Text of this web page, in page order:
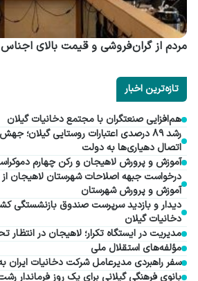
مردم از گران فروشی و قیمت بالای اجناس
تازه‌ترین اخبار
هم‌افزایی صنعتگران با مجتمع دخانیات گیلان
رشد ۸۹ درصدی اعتبارات روستایی گیلان؛
اتصال دهیاری‌ها به دولت
آموزش و پرورش لاهیجان و رکن چهارم
درخواست جبهه اصلاحات شهرستان لاهیجان از
آموزش و پرورش شهرستان
دیدار و بازدید سرپرست صندوق بازنشستگی
دخانیات گیلان
مدیریت در ایستگاه تکرار؛ لاهیجان در انتظار
مؤلفه‌های استقلال ملی
سفر راهبردی مدیرعامل شرکت دخانیات ایران
بانوی فرهنگی گیلانی برای یک روز فرماندار